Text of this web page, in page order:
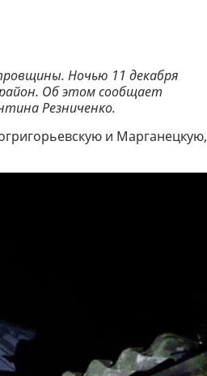
Ночью 11 декабря
Об этом сообщает
Резниченко.
и Марганецкую,